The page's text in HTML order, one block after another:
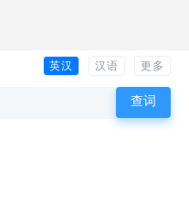
英汉 汉语 更多